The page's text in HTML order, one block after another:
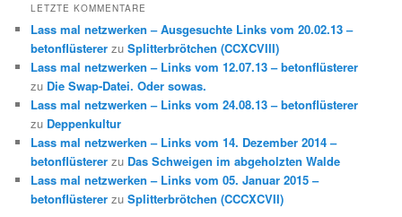
LETZTE KOMMENTARE
Lass mal netzwerken – Ausgesuchte Links vom 20.02.13 –
betonflüsterer zuSplitterbrötchen (CCXCVIII)
Lass mal netzwerken – Links vom 12.07.13 – betonflüsterer
zu Die Swap-Datei. Oder sowas.
Lass mal netzwerken – Links vom 24.08.13 – betonflüsterer
zu Deppenkultur
Lass mal netzwerken – Links vom 14. Dezember 2014 –
betonflüsterer zu Das Schweigen im abgeholzten Walde
Lass mal netzwerken – Links vom 05. Januar 2015 –
betonflüsterer zuSplitterbrötchen (CCCXCVII)